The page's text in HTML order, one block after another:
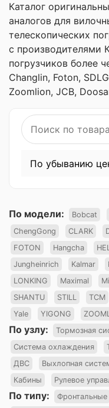
Каталог
аналогов для
телескопических
с производителями
погрузчиков более
Changlin, Foton,
Zoomlion, JCB,
Искать:
По модели: Bobcat
ChengGong
CLARK
FOTON
Hangcha
Jungheinrich
Kalmar
LONKING
Maximal
SHANTU
STILL TCM
Yale
YIGONG
По узлу: Тормозная
Система охлаждения
ДВС
Выхлопная
Кабины
Рулевое
По типу: Фронтальные